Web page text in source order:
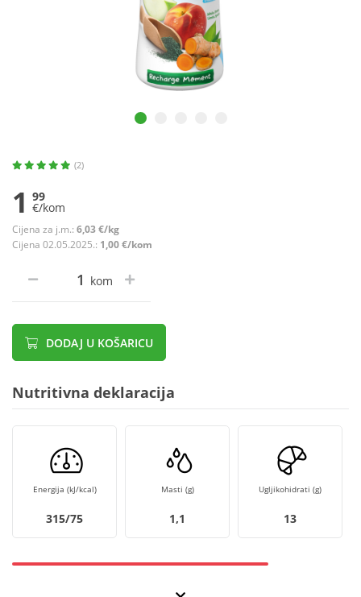
(2)
1 99
€/kom
Cijena za j.m.: 6,03 €/kg
Cijena 02.05.2025.: 1,00 €/kom
kom
DODAJ U KOŠARICU
Nutritivna deklaracija
Energija (kJ/kcal)
315/75
Masti (g)
1,1
Ugljikohidrati (g)
13